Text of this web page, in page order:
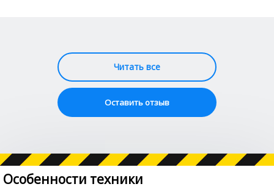
Читать все
Оставить отзыв
Особенности техники